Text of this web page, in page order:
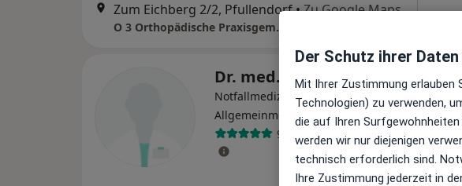
Zum Eichberg 2/2, Pfullendorf•Zu Google Maps
Dr. med. Georg Ullwer
Notfallmediziner, Internist,
Allgemeinmediziner
· Mehr
9 Bewertungen
Der Schutz ihrer
Mit Ihrer Zustimmung erlauben
Technologien) zu verwenden,
die auf Ihren
werden wir nur diejenigen
technisch erforderlich sind.
Ihre Zustimmung jederzeit in